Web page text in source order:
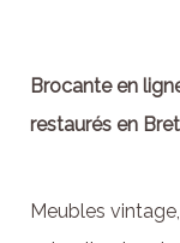
Brocante en
restaurés en
Meubles